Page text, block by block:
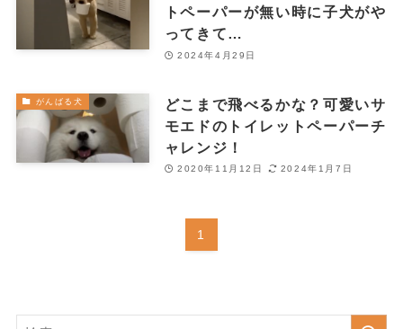
トペーパーが無い時に子犬がや
ってきて…
2024年4月29日
がんばる犬
どこまで飛べるかな？可愛いサ
モエドのトイレットペーパーチ
ャレンジ！
2020年11月12日 2024年1月7日
1